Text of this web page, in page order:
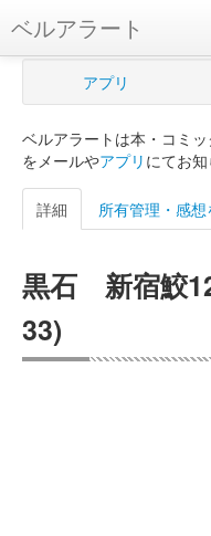
ベルアラート
ベルアラートとは
新規登録
ログイン
購入管理
Myシェルフ
アプリ
ベルアラートは本・コミ
をメールやアプリ にてお
詳細 所有管理・感想
黒石 新宿鮫
33)